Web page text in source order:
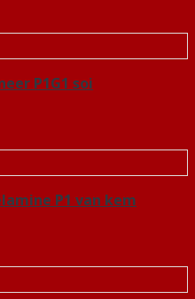
P1G1 soi
P1 van kem